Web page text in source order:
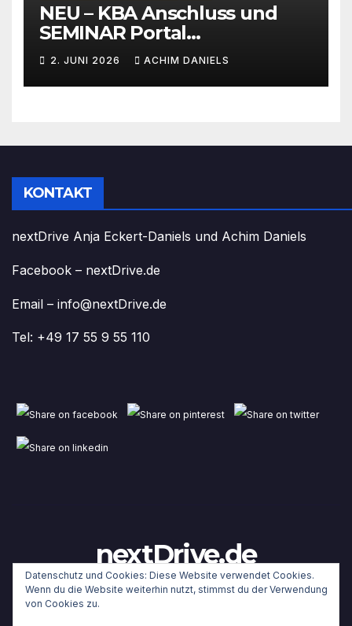
NEU – KBA Anschluss und
SEMINAR Portal
AKTIONSPREISE!!! Bis zu 50%
RABATT
2. JUNI 2026 ACHIM DANIELS
KONTAKT
nextDrive Anja Eckert-Daniels und Achim Daniels
Facebook – nextDrive.de
Email – info@nextDrive.de
Tel: +49 17 55 9 55 110
nextDrive.de
Datenschutz und Cookies: Diese Website verwendet Cookies.
Wenn du die Website weiterhin nutzt, stimmst du der Verwendung
von Cookies zu.